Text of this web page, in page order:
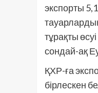
экспорты
тұрақты
сондай-ақ
ҚХР-ға
бірлескен